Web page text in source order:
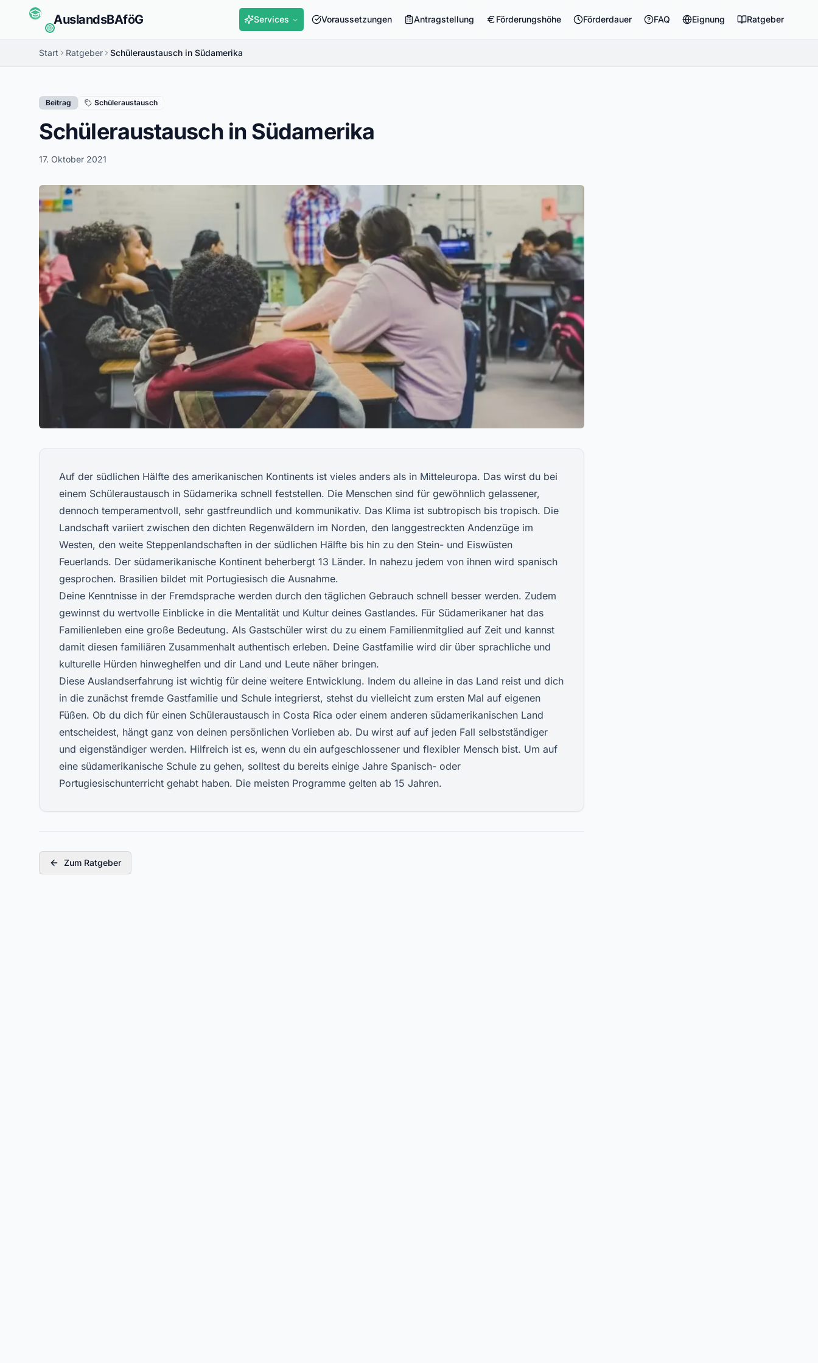
AuslandsBAföG Services Voraussetzungen Antragstellung Förderungshöhe Förderdauer FAQ Eignung Ratgeber
Start Ratgeber Schüleraustausch in Südamerika
Beitrag Schüleraustausch
Schüleraustausch in Südamerika
17. Oktober 2021
Auf der südlichen Hälfte des amerikanischen Kontinents ist vieles anders als in Mitteleuropa. Das wirst du bei
einem Schüleraustausch in Südamerika schnell feststellen. Die Menschen sind für gewöhnlich gelassener,
dennoch temperamentvoll, sehr gastfreundlich und kommunikativ. Das Klima ist subtropisch bis tropisch. Die
Landschaft variiert zwischen den dichten Regenwäldern im Norden, den langgestreckten Andenzüge im
Westen, den weite Steppenlandschaften in der südlichen Hälfte bis hin zu den Stein- und Eiswüsten
Feuerlands. Der südamerikanische Kontinent beherbergt 13 Länder. In nahezu jedem von ihnen wird spanisch
gesprochen. Brasilien bildet mit Portugiesisch die Ausnahme.
Deine Kenntnisse in der Fremdsprache werden durch den täglichen Gebrauch schnell besser werden. Zudem
gewinnst du wertvolle Einblicke in die Mentalität und Kultur deines Gastlandes. Für Südamerikaner hat das
Familienleben eine große Bedeutung. Als Gastschüler wirst du zu einem Familienmitglied auf Zeit und kannst
damit diesen familiären Zusammenhalt authentisch erleben. Deine Gastfamilie wird dir über sprachliche und
kulturelle Hürden hinweghelfen und dir Land und Leute näher bringen.
Diese Auslandserfahrung ist wichtig für deine weitere Entwicklung. Indem du alleine in das Land reist und dich
in die zunächst fremde Gastfamilie und Schule integrierst, stehst du vielleicht zum ersten Mal auf eigenen
Füßen. Ob du dich für einen Schüleraustausch in Costa Rica oder einem anderen südamerikanischen Land
entscheidest, hängt ganz von deinen persönlichen Vorlieben ab. Du wirst auf auf jeden Fall selbstständiger
und eigenständiger werden. Hilfreich ist es, wenn du ein aufgeschlossener und flexibler Mensch bist. Um auf
eine südamerikanische Schule zu gehen, solltest du bereits einige Jahre Spanisch- oder
Portugiesischunterricht gehabt haben. Die meisten Programme gelten ab 15 Jahren.
Zum Ratgeber